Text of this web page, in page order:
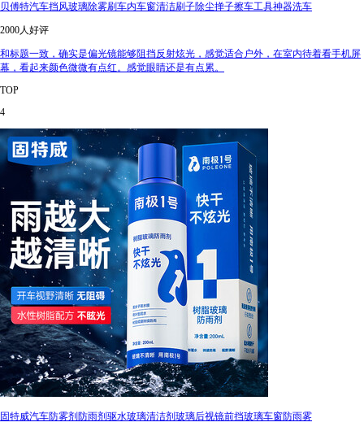
贝傅特汽车挡风玻璃除雾刷车内车窗清洁刷子除尘掸子擦车工具神器洗车
2000人好评
和标题一致，确实是偏光镜能够阻挡反射炫光，感觉适合户外，在室内待着看手机屏
幕，看起来颜色微微有点红。感觉眼睛还是有点累。
TOP
4
固特威汽车防雾剂防雨剂驱水玻璃清洁剂玻璃后视镜前挡玻璃车窗防雨雾